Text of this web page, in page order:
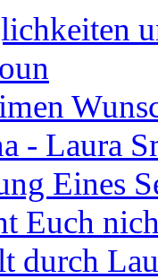
- Laura
Eines
Euch
durch